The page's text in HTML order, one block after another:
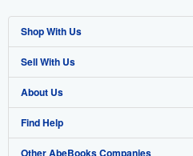
Shop With Us
Advanced Search
Browse Collections
My Account
My Orders
Sell With Us
Start Selling
Join Our Affiliate Program
Book Buyback
About Us
About AbeBooks
Media
Find Help
Help
Other AbeBooks Companies